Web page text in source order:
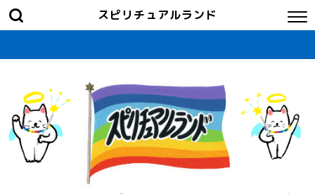
スピリチュアルランド